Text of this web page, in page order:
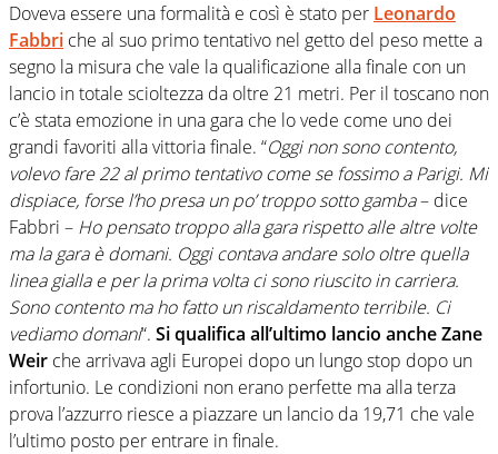
Doveva essere una formalità e così è stato per Leonardo
Fabbri che al suo primo tentativo nel getto del peso mette a
segno la misura che vale la qualificazione alla finale con un
lancio in totale scioltezza da oltre 21 metri. Per il toscano non
c’è stata emozione in una gara che lo vede come uno dei
grandi favoriti alla vittoria finale. “Oggi non sono contento,
volevo fare 22 al primo tentativo come se fossimo a Parigi. Mi
dispiace, forse l’ho presa un po’ troppo sotto gamba– dice
Fabbri – Ho pensato troppo alla gara rispetto alle altre volte
ma la gara è domani. Oggi contava andare solo oltre quella
linea gialla e per la prima volta ci sono riuscito in carriera.
Sono contento ma ho fatto un riscaldamento terribile. Ci
vediamo domani“. Si qualifica all’ultimo lancio anche Zane
Weir che arrivava agli Europei dopo un lungo stop dopo un
infortunio. Le condizioni non erano perfette ma alla terza
prova l’azzurro riesce a piazzare un lancio da 19,71 che vale
l’ultimo posto per entrare in finale.